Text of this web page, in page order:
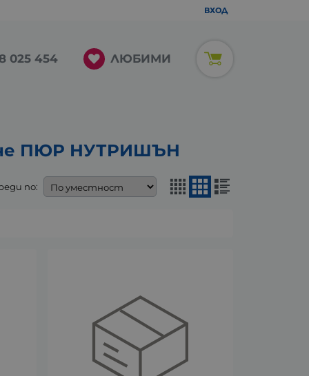
ВХОД
025 454 ЛЮБИМИ
ПЮР НУТРИШЪН
по: